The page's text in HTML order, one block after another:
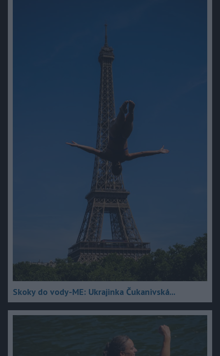
Skoky do vody-ME: Ukrajinka Čukanivská...